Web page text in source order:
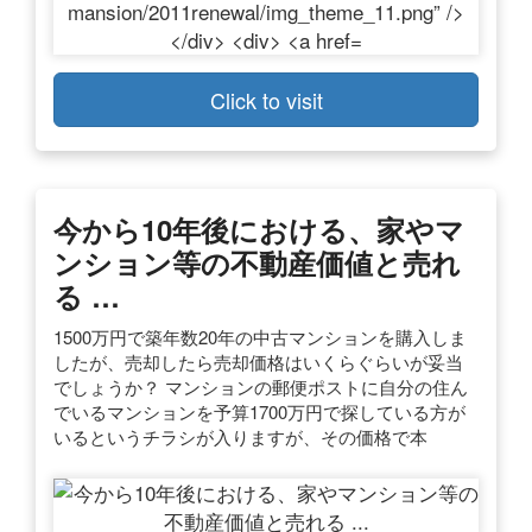
Click to visit
今から10年後における、家やマ
ンション等の不動産価値と売れ
る …
1500万円で築年数20年の中古マンションを購入しま
したが、売却したら売却価格はいくらぐらいが妥当
でしょうか？ マンションの郵便ポストに自分の住ん
でいるマンションを予算1700万円で探している方が
いるというチラシが入りますが、その価格で本